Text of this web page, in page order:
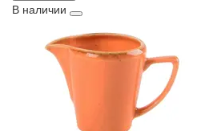
В наличии